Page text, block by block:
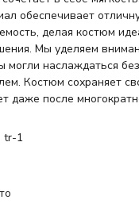
обеспечивает
делая костюм
Мы уделяем
могли наслаждаться
Костюм сохраняет
даже после
tr-1